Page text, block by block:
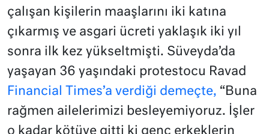
çalışan kişilerin maaşlarını iki katına
çıkarmış ve asgari ücreti yaklaşık iki yıl
sonra ilk kez yükseltmişti. Süveyda’da
yaşayan 36 yaşındaki protestocu Ravad
Financial Times’a verdiği demeçte, “Buna
rağmen ailelerimizi besleyemiyoruz. İşler